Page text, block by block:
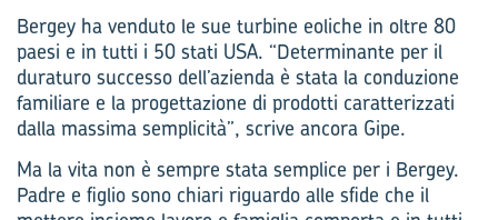
Bergey ha venduto le sue turbine eoliche in oltre 80
paesi e in tutti i 50 stati USA. “Determinante per il
duraturo successo dell’azienda è stata la conduzione
familiare e la progettazione di prodotti caratterizzati
dalla massima semplicità”, scrive ancora Gipe.
Ma la vita non è sempre stata semplice per i Bergey.
Padre e figlio sono chiari riguardo alle sfide che il